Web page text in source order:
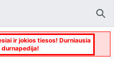
ir jokios tiesos! Durniausia